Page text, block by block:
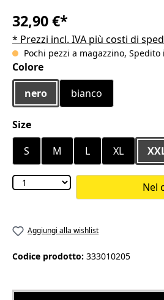
32,90 €*
* Prezzi incl. IVA più costi di
Pochi pezzi a magazzino,
Seleziona
Colore
nero
bianco
Seleziona
Size
S
M L XL
Nel
Aggiungi alla wishlist
Codice prodotto: 333010205